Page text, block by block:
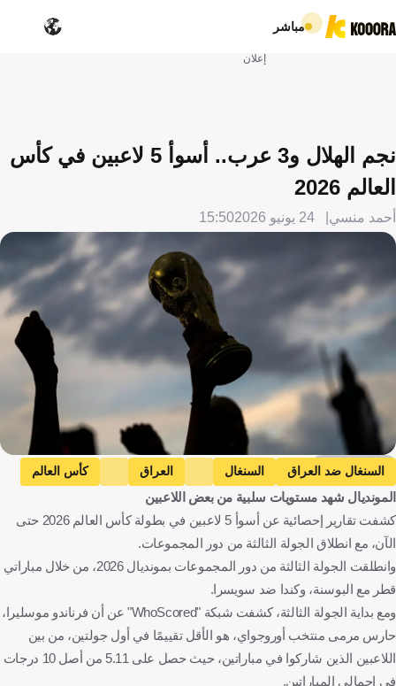
مباشر
إعلان
نجم الهلال و3 عرب.. أسوأ 5 لاعبين في كأس
العالم 2026
أحمد منسي 24 يونيو 2026 15:50
Getty Images
السنغال ضد العراق السنغال العراق
كأس العالم
تونس ضد هولندا
تونس هولندا
أوروجواي
إسبانيا خاليدو كوليبالي
زيد تحسين
إلياس سخيري
إسماعيل الغربي فيرناندو موسليرا
العراق
كندا تونس هولندا
إسبانيا
المكسيك كرة قدم
المونديال شهد مستويات سلبية من بعض اللاعبين
كشفت تقارير إحصائية عن أسوأ 5 لاعبين في بطولة كأس العالم 2026 حتى
الآن، مع انطلاق الجولة الثالثة من دور المجموعات.
وانطلقت الجولة الثالثة من دور المجموعات بمونديال 2026، من خلال مباراتي
قطر مع البوسنة، وكندا ضد سويسرا.
ومع بداية الجولة الثالثة، كشفت شبكة "WhoScored" عن أن فرناندو موسليرا،
حارس مرمى منتخب أوروجواي، هو الأقل تقييمًا في أول جولتين، من بين
اللاعبين الذين شاركوا في مباراتين، حيث حصل على 5.11 من أصل 10 درجات
في إجمالي المباراتين.